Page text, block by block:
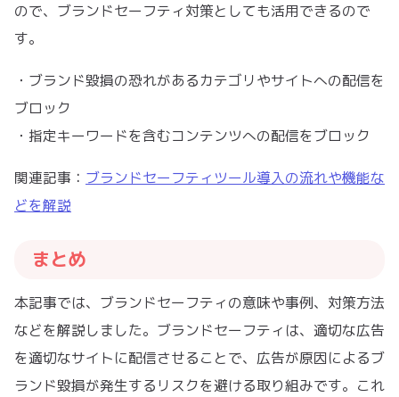
ので、ブランドセーフティ対策としても活用できるので
す。
・ブランド毀損の恐れがあるカテゴリやサイトへの配信を
ブロック
・指定キーワードを含むコンテンツへの配信をブロック
関連記事： ブランドセーフティツール導入の流れや機能な
どを解説
まとめ
本記事では、ブランドセーフティの意味や事例、対策方法
などを解説しました。ブランドセーフティは、適切な広告
を適切なサイトに配信させることで、広告が原因によるブ
ランド毀損が発生するリスクを避ける取り組みです。これ